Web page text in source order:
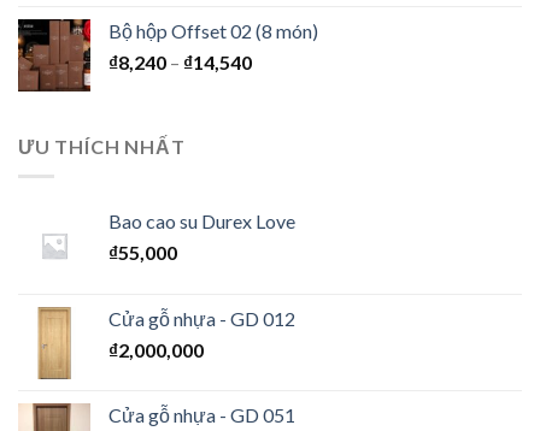
Bộ hộp Offset 02 (8 món)
₫8,240 – ₫14,540
ƯU THÍCH NHẤT
Bao cao su Durex Love
₫55,000
Cửa gỗ nhựa - GD 012
₫2,000,000
Cửa gỗ nhựa - GD 051